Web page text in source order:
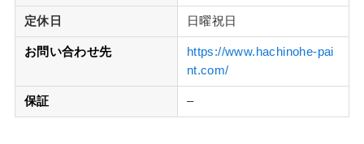
定休日 日曜祝日
お問い合わせ先
https://www.hachinohe-pai
nt.com/
保証 –